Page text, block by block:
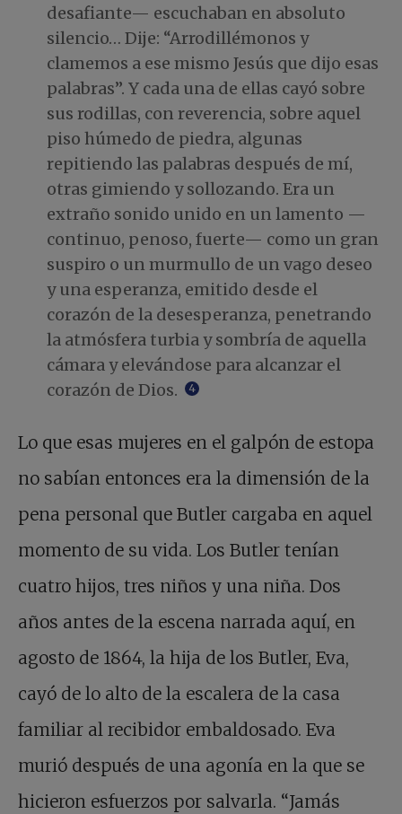
desafiante— escuchaban en absoluto
silencio… Dije: “Arrodillémonos y
clamemos a ese mismo Jesús que dijo esas
palabras”. Y cada una de ellas cayó sobre
sus rodillas, con reverencia, sobre aquel
piso húmedo de piedra, algunas
repitiendo las palabras después de mí,
otras gimiendo y sollozando. Era un
extraño sonido unido en un lamento —
continuo, penoso, fuerte— como un gran
suspiro o un murmullo de un vago deseo
y una esperanza, emitido desde el
corazón de la desesperanza, penetrando
la atmósfera turbia y sombría de aquella
cámara y elevándose para alcanzar el
corazón de Dios.
4
Lo que esas mujeres en el galpón de estopa
no sabían entonces era la dimensión de la
pena personal que Butler cargaba en aquel
momento de su vida. Los Butler tenían
cuatro hijos, tres niños y una niña. Dos
años antes de la escena narrada aquí, en
agosto de 1864, la hija de los Butler, Eva,
cayó de lo alto de la escalera de la casa
familiar al recibidor embaldosado. Eva
murió después de una agonía en la que se
hicieron esfuerzos por salvarla. “Jamás